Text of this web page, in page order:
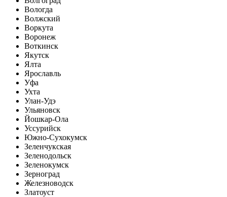
Вологда
Волжский
Воркута
Воронеж
Воткинск
Якутск
Ялта
Ярославль
Уфа
Ухта
Улан-Удэ
Ульяновск
Йошкар-Ола
Уссурийск
Южно-Сухокумск
Зеленчукская
Зеленодольск
Зеленокумск
Зерноград
Железноводск
Златоуст